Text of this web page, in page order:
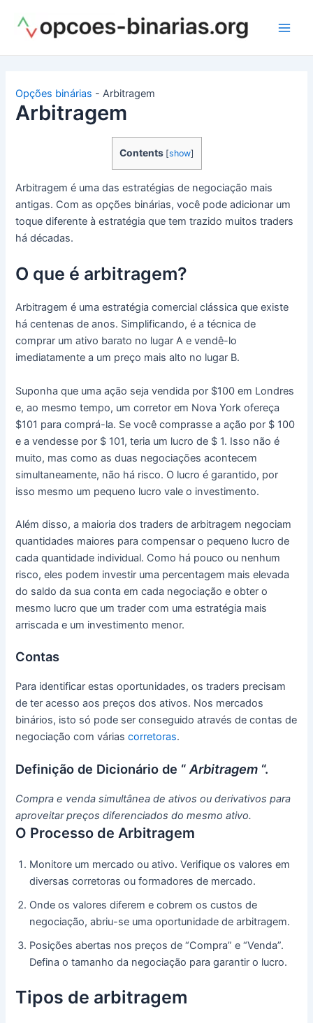
para
Opções binárias -Arbitragem
Arbitragem
Contents [show]
Arbitragem é uma das estratégias de negociação mais
antigas. Com as opções binárias, você pode adicionar um
toque diferente à estratégia que tem trazido muitos traders
há décadas.
O que é arbitragem?
Arbitragem é uma estratégia comercial clássica que existe
há centenas de anos. Simplificando, é a técnica de
comprar um ativo barato no lugar A e vendê-lo
imediatamente a um preço mais alto no lugar B.
Suponha que uma ação seja vendida por $100 em Londres
e, ao mesmo tempo, um corretor em Nova York ofereça
$101 para comprá-la. Se você comprasse a ação por $ 100
e a vendesse por $ 101, teria um lucro de $ 1. Isso não é
muito, mas como as duas negociações acontecem
simultaneamente, não há risco. O lucro é garantido, por
isso mesmo um pequeno lucro vale o investimento.
Além disso, a maioria dos traders de arbitragem negociam
quantidades maiores para compensar o pequeno lucro de
cada quantidade individual. Como há pouco ou nenhum
risco, eles podem investir uma percentagem mais elevada
do saldo da sua conta em cada negociação e obter o
mesmo lucro que um trader com uma estratégia mais
arriscada e um investimento menor.
Contas
Para identificar estas oportunidades, os traders precisam
de ter acesso aos preços dos ativos. Nos mercados
binários, isto só pode ser conseguido através de contas de
negociação com váriascorretoras.
Definição de Dicionário de “Arbitragem “.
Compra e venda simultânea de ativos ou derivativos para
aproveitar preços diferenciados do mesmo ativo.
O Processo de Arbitragem
Monitore um mercado ou ativo.Verifique os valores em
diversas corretoras ou formadores de mercado.
Onde os valores diferem e cobrem os custos de
negociação, abriu-se uma oportunidade de arbitragem.
Posições abertas nos preços de “Compra” e “Venda”.
Defina o tamanho da negociação para garantir o lucro.
Tipos de arbitragem